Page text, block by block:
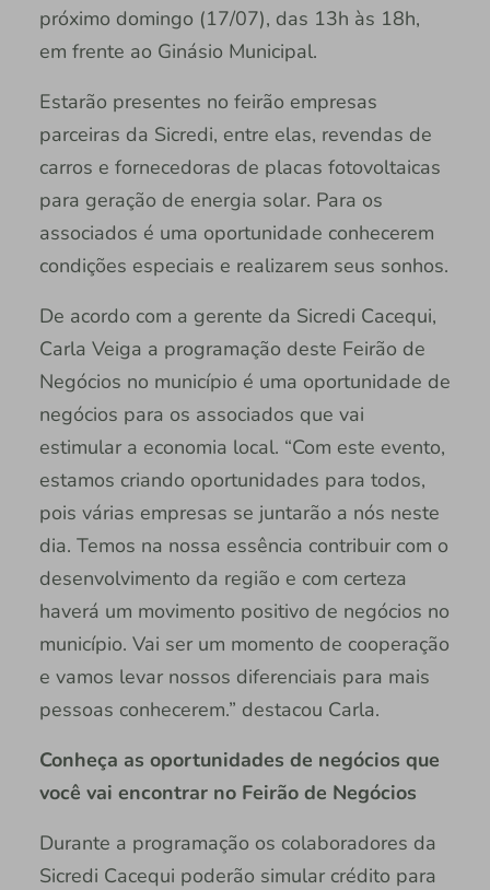
próximo domingo (17/07), das 13h às 18h,
em frente ao Ginásio Municipal.
Estarão presentes no feirão empresas
parceiras da Sicredi, entre elas, revendas de
carros e fornecedoras de placas fotovoltaicas
para geração de energia solar. Para os
associados é uma oportunidade conhecerem
condições especiais e realizarem seus sonhos.
De acordo com a gerente da Sicredi Cacequi,
Carla Veiga a programação deste Feirão de
Negócios no município é uma oportunidade de
negócios para os associados que vai
estimular a economia local. “Com este evento,
estamos criando oportunidades para todos,
pois várias empresas se juntarão a nós neste
dia. Temos na nossa essência contribuir com o
desenvolvimento da região e com certeza
haverá um movimento positivo de negócios no
município. Vai ser um momento de cooperação
e vamos levar nossos diferenciais para mais
pessoas conhecerem.” destacou Carla.
Conheça as oportunidades de negócios que
você vai encontrar no Feirão de Negócios
Durante a programação os colaboradores da
Sicredi Cacequi poderão simular crédito para